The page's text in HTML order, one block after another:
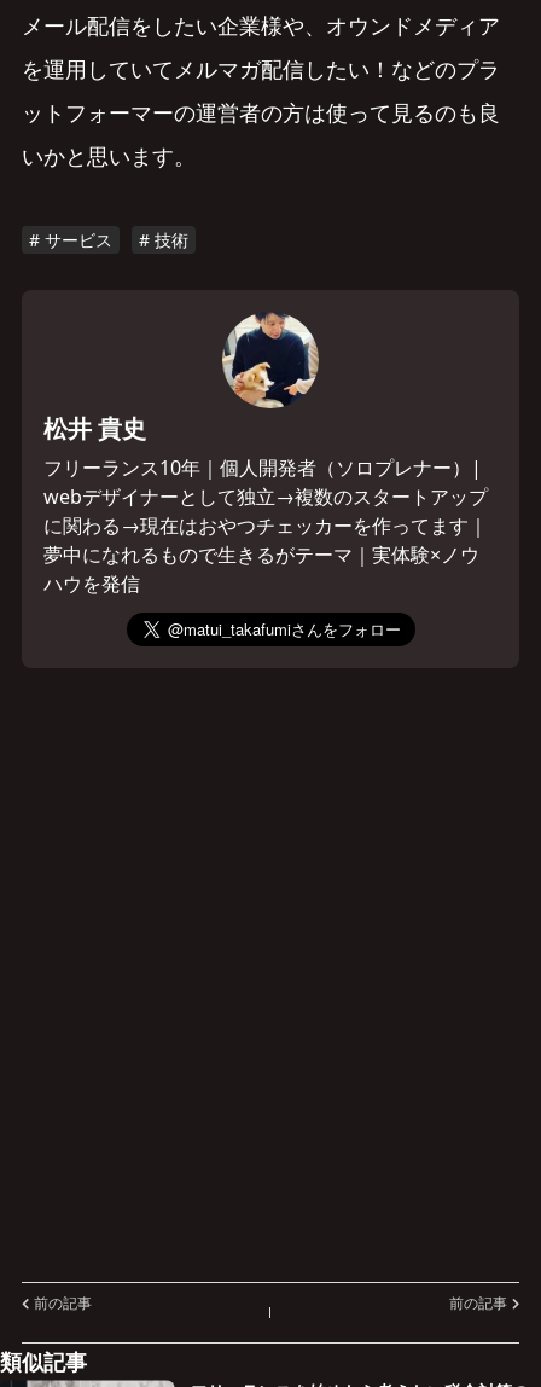
メール配信をしたい企業様や、オウンドメディア
を運用していてメルマガ配信したい！などのプラ
ットフォーマーの運営者の方は使って見るのも良
いかと思います。
サービス 技術
松井 貴史
フリーランス10年｜個人開発者（ソロプレナー）|
webデザイナーとして独立→複数のスタートアップ
に関わる→現在はおやつチェッカーを作ってます｜
夢中になれるもので生きるがテーマ｜実体験×ノウ
ハウを発信
前の記事 前の記事
類似記事